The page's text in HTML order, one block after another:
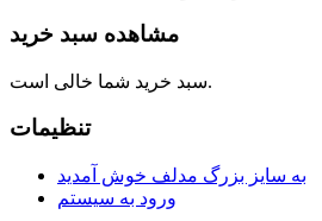
مشاهده سبد خرید
سبد خرید شما خالی است.
تنظیمات
به سایز بزرگ مدلف خوش آمدید
ورود به سیستم